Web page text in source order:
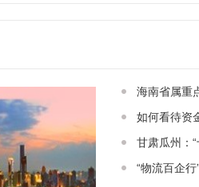
海南省属重
如何看待资
甘肃瓜州：
“物流百企